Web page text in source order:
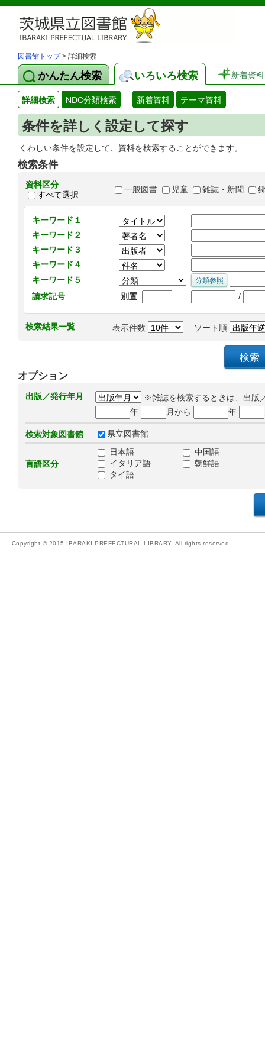
図書館トップ> 詳細検索
かんたん検索 いろいろ検索 新着資料
詳細検索 NDC分類検索 新着資料 テーマ資料
条件を詳しく設定して探す
くわしい条件を設定して、資料を検索することができます。
検索条件
資料区分
すべて選択
一般図書 児童 雑誌・新聞
キーワード１
キーワード２
キーワード３
キーワード４
キーワード５
請求記号
別置 /
検索結果一覧 表示件数 ソート順
オプション
出版／発行年月
※雑誌を検索するときは、出版
年
月から 年
検索対象図書館 県立図書館
言語区分
日本語
中国語
イタリア語
朝鮮語
タイ語
Copyright © 2015-IBARAKI PREFECTURAL LIBRARY. All rights reserved.